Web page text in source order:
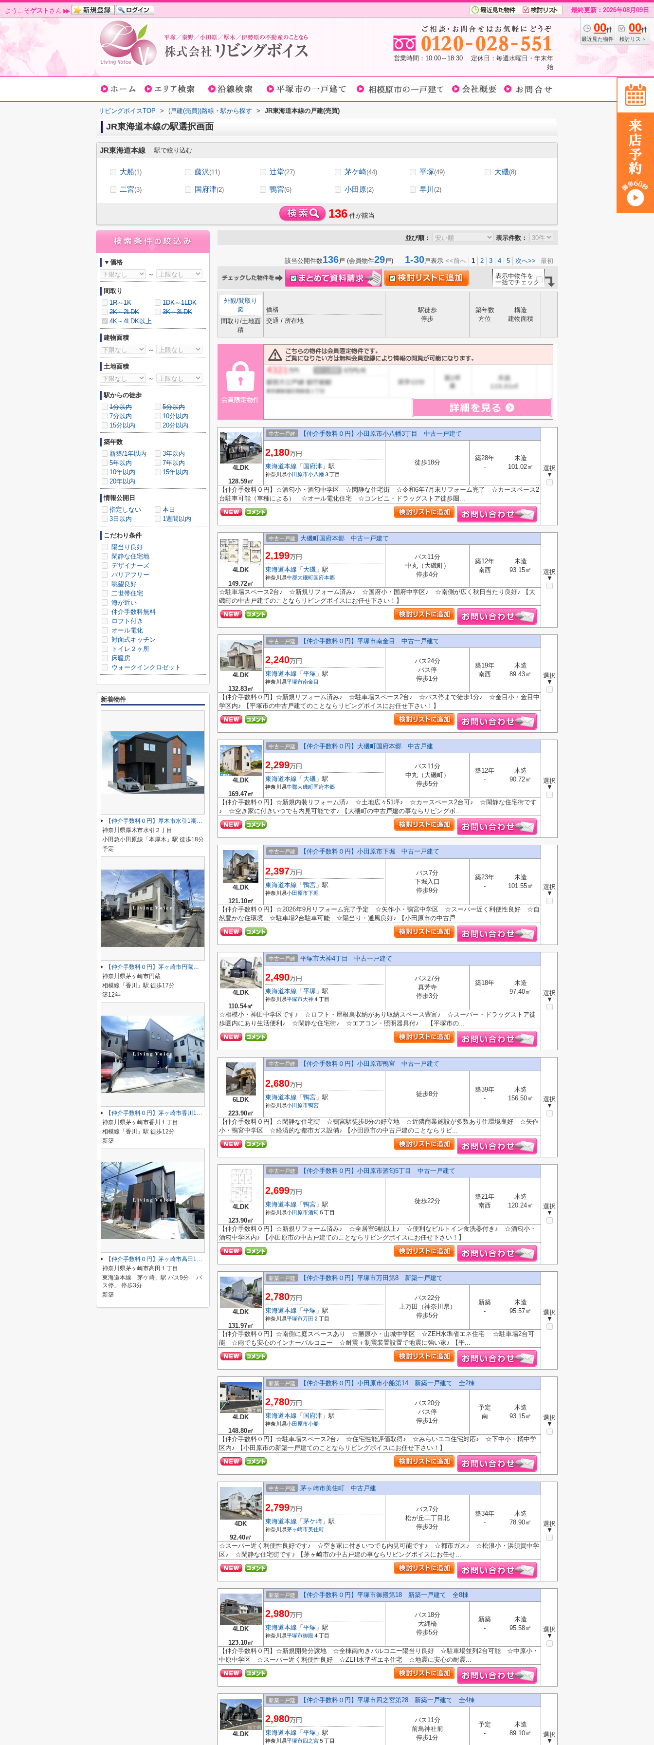
ようこそゲスト さん 最終更新：2026年08月09日
00件
最近見た物件
00件
検討リスト
営業時間：10:00～18:30 定休日：毎週水曜日・年末年
始
リビングボイスTOP > (戸建(売買))路線・駅から探す > JR東海道本線の戸建(売買)
JR東海道本線の駅選択画面
JR東海道本線 駅で絞り込む
大船(1) 藤沢(11) 辻堂(27) 茅ケ崎(44) 平塚(49) 大磯(8)
二宮(3) 国府津(2) 鴨宮(6) 小田原(2) 早川 (2)
136 件が該当
並び順： 表示件数：
該当公開件数136戸 (会員物件29戸) 1-30戸表示 <<前へ 1 2 3 4 5 次へ>> 最初
表示中物件を
一括でチェック
外観/間取り
図
間取り/土地面
積
価格
交通 / 所在地
駅徒歩
停歩
築年数
方位
構造
建物面積
4LDK
128.59㎡
中古一戸建 【仲介手数料０円】小田原市小八幡3丁目 中古一戸建て
選択
▼
2,180万円
東海道本線 「 国府津 」駅
神奈川県小田原市小八幡３丁目
徒歩18分
築28年
-
木造
101.02㎡
【仲介手数料０円】☆酒匂小・酒匂中学区 ☆閑静な住宅街 ☆令和6年7月末リフォーム完了 ☆カースペース2
台駐車可能（車種による） ☆オール電化住宅 ☆コンビニ・ドラッグストア徒歩圏...
4LDK
149.72㎡
中古一戸建 大磯町国府本郷 中古一戸建て
選択
▼
2,199万円
東海道本線 「 大磯 」駅
神奈川県中郡大磯町国府本郷
バス11分
中丸（大磯町）
停歩4分
築12年
南西
木造
93.15㎡
☆駐車場スペース2台♪ ☆新規リフォーム済み♪ ☆国府小・国府中学区♪ ☆南側が広く秋日当たり良好♪ 【大
磯町の中古戸建てのことならリビングボイスにお任せ下さい！】
4LDK
132.83㎡
中古一戸建 【仲介手数料０円】平塚市南金目 中古一戸建て
選択
▼
2,240万円
東海道本線 「 平塚 」駅
神奈川県平塚市南金目
バス24分
バス停
停歩1分
築19年
南西
木造
89.43㎡
【仲介手数料０円】☆新規リフォーム済み♪ ☆駐車場スペース2台♪ ☆バス停まで徒歩1分♪ ☆金目小・金目中
学区内♪ 【平塚市の中古戸建てのことならリビングボイスにお任せ下さい！】
4LDK
169.47㎡
中古一戸建 【仲介手数料０円】大磯町国府本郷 中古戸建
選択
▼
2,299万円
東海道本線 「 大磯 」駅
神奈川県中郡大磯町国府本郷
バス11分
中丸（大磯町）
停歩5分
築12年
-
木造
90.72㎡
【仲介手数料０円】☆新規内装リフォーム済♪ ☆土地広々51坪♪ ☆カースペース2台可♪ ☆閑静な住宅街です
♪ ☆空き家に付きいつでも内見可能です♪ 【大磯町の中古戸建の事ならリビングボ...
4LDK
121.10㎡
中古一戸建 【仲介手数料０円】小田原市下堀 中古一戸建て
選択
▼
2,397万円
東海道本線 「 鴨宮 」駅
神奈川県小田原市下堀
バス7分
下堀入口
停歩9分
築23年
-
木造
101.55㎡
【仲介手数料０円】☆2026年9月リフォーム完了予定 ☆矢作小・鴨宮中学区 ☆スーパー近く利便性良好 ☆自
然豊かな住環境 ☆駐車場2台駐車可能 ☆陽当り・通風良好♪ 【小田原市の中古戸...
4LDK
110.54㎡
中古一戸建 平塚市大神4丁目 中古一戸建て
選択
▼
2,490万円
東海道本線 「 平塚 」駅
神奈川県平塚市大神４丁目
バス27分
真芳寺
停歩3分
築18年
-
木造
97.40㎡
☆相模小・神田中学区です♪ ☆ロフト・屋根裏収納があり収納スペース豊富♪ ☆スーパー・ドラッグストア徒
歩圏内にあり生活便利♪ ☆閑静な住宅街♪ ☆エアコン・照明器具付♪ 【平塚市の...
6LDK
223.90㎡
中古一戸建 【仲介手数料０円】小田原市鴨宮 中古一戸建て
選択
▼
2,680万円
東海道本線 「 鴨宮 」駅
神奈川県小田原市鴨宮
徒歩8分
築39年
-
木造
156.50㎡
【仲介手数料０円】☆閑静な住宅街 ☆鴨宮駅徒歩8分の好立地 ☆近隣商業施設が多数あり住環境良好 ☆矢作
小・鴨宮中学区 ☆経済的な都市ガス設備♪ 【小田原市の中古戸建のことならリビ...
4LDK
123.90㎡
中古一戸建 【仲介手数料０円】小田原市酒匂5丁目 中古一戸建て
選択
▼
2,699万円
東海道本線 「 鴨宮 」駅
神奈川県小田原市酒匂 ５丁目
徒歩22分
築21年
南西
木造
120.24㎡
【仲介手数料０円】☆新規リフォーム済み♪ ☆全居室6帖以上♪ ☆便利なビルトイン食洗器付き♪ ☆酒匂小・
酒匂中学区内♪ 【小田原市の中古戸建てのことならリビングボイスにお任せ下さい！】
4LDK
131.97㎡
新築一戸建 【仲介手数料０円】平塚市万田第8 新築一戸建て
選択
▼
2,780万円
東海道本線 「 平塚 」駅
神奈川県平塚市万田 ２丁目
バス22分
上万田（神奈川県）
停歩5分
新築
-
木造
95.57㎡
【仲介手数料０円】☆南側に庭スペースあり ☆勝原小・山城中学区 ☆ZEH水準省エネ住宅 ☆駐車場2台可
能 ☆雨でも安心のインナーバルコニー ☆耐震＋制震装置設置で地震に強い家♪ 【平...
4LDK
148.80㎡
新築一戸建 【仲介手数料０円】小田原市小船第14 新築一戸建て 全2棟
選択
▼
2,780万円
東海道本線 「 国府津 」駅
神奈川県小田原市小船
バス20分
バス停
停歩1分
予定
南
木造
93.15㎡
【仲介手数料０円】☆駐車場スペース2台♪ ☆住宅性能評価取得♪ ☆みらいエコ住宅対応♪ ☆下中小・橘中学
区内♪ 【小田原市の新築一戸建てのことならリビングボイスにお任せ下さい！】
4DK
92.40㎡
中古一戸建 茅ヶ崎市美住町 中古戸建
選択
▼
2,799万円
東海道本線 「 茅ケ崎 」駅
神奈川県茅ヶ崎市美住町
バス7分
松が丘二丁目北
停歩3分
築34年
-
木造
78.90㎡
☆スーパー近く利便性良好です♪ ☆空き家に付きいつでも内見可能です♪ ☆都市ガス♪ ☆松浪小・浜須賀中学
区♪ ☆閑静な住宅街です♪ 【茅ヶ崎市の中古戸建の事ならリビングボイスにお任せ...
4LDK
123.10㎡
新築一戸建 【仲介手数料０円】平塚市御殿第18 新築一戸建て 全8棟
選択
▼
2,980万円
東海道本線 「 平塚 」駅
神奈川県平塚市御殿４丁目
バス18分
大縄橋
停歩5分
新築
-
木造
95.58㎡
【仲介手数料０円】☆新規開発分譲地 ☆全棟南向きバルコニー陽当り良好 ☆駐車場並列2台可能 ☆中原小・
中原中学区 ☆スーパー近く利便性良好 ☆ZEH水準省エネ住宅 ☆地震に安心の耐震...
4LDK
新築一戸建 【仲介手数料０円】平塚市四之宮第28 新築一戸建て 全4棟
選択
▼
2,980万円
東海道本線 「 平塚 」駅
神奈川県平塚市四之宮 ５丁目
バス11分
前鳥神社前
停歩1分
予定
-
木造
89.10㎡
▼価格
～
間取り
1R～1K
1DK～1LDK
2K～2LDK
3K～3LDK
4K～4LDK以上
建物面積
～
土地面積
～
駅からの徒歩
1分以内
5分以内
7分以内
10分以内
15分以内
20分以内
築年数
新築/1年以内
3年以内
5年以内
7年以内
10年以内
15年以内
20年以内
情報公開日
指定しない
本日
3日以内
1週間以内
こだわり条件
陽当り良好
閑静な住宅地
デザイナーズ
バリアフリー
眺望良好
二世帯住宅
海が近い
仲介手数料無料
ロフト付き
オール電化
対面式キッチン
トイレ２ヶ所
床暖房
ウォークインクロゼット
新着物件
【仲介手数料０円】厚木市水引1期 新築一戸建て 全2棟
神奈川県厚木市水引２丁目
小田急小田原線「本厚木」駅 徒歩18分
予定
【仲介手数料０円】茅ヶ崎市円蔵 中古戸建
神奈川県茅ヶ崎市円蔵
相模線「香川」駅 徒歩17分
築12年
【仲介手数料０円】茅ヶ崎市香川1丁目 新築一戸建て
神奈川県茅ヶ崎市香川１丁目
相模線「香川」駅 徒歩12分
新築
【仲介手数料０円】茅ヶ崎市高田1丁目 新築一戸建て
神奈川県茅ヶ崎市高田１丁目
東海道本線「茅ケ崎」駅 バス9分 「バ
ス停」 停歩3分
新築